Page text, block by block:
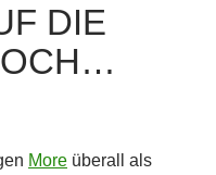
DIE
More überall als